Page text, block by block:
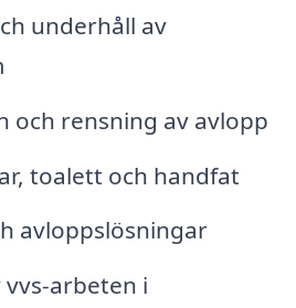
underhåll av
och rensning av avlopp
toalett och handfat
avloppslösningar
arbeten i